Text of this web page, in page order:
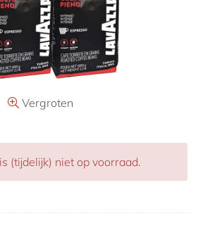
Merken
Aanbiedingen
Vergroten
(tijdelijk) niet op voorraad.